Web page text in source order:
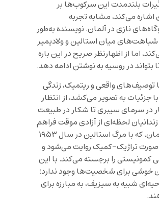
بلندمدت این سرکوب‌ها بر
می‌کند، مشابه تجربه
نازی در آلمان. نویسنده به‌طور
میان استالین و ولادیمیر
اما از اظهارنظر صریح در این باره
بتواند در روسیه به نوشتن ادامه دهد.
توصیف‌های واقعی و ریتمیک، زندگی
با جزئیات به تصویر می‌کشد، از انتظار
در سرمای سیبری تا شکار در طبیعت
لحظه‌ای از آزادی موقت فراهم
می‌کند. پایان رمان، که با مرگ استالین در سال ۱۹۵۳
تراژیک-کمیک روایت می‌شود و
کمونیستی را برجسته می‌کند. با این
خوشی برای شخصیت‌ها وجود ندارد؛
شبیه به سیزیف، به مبارزه برای